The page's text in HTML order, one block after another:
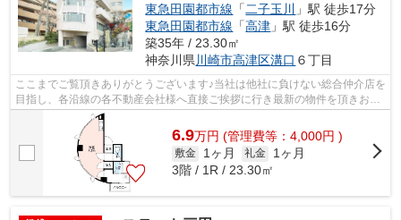
東急田園都市線 「 二子玉川
」駅 徒歩17分
東急田園都市線 「高津 」駅 徒歩16分
築35年 / 23.30㎡
神奈川県 川崎市高津区溝口 ６丁目
ここまでご覧頂きありがとうございます♪当社は他社に負けない総合仲介店を
目指し、各沿線の各不動産会社様へ直接ご挨拶に行き最新の物件を頂きお客
様へ提供しております！最新の情報は...
6.9万円 (管理費等：4,000円 )
敷金 1ヶ月 礼金
1ヶ月
3階 / 1R / 23.30㎡